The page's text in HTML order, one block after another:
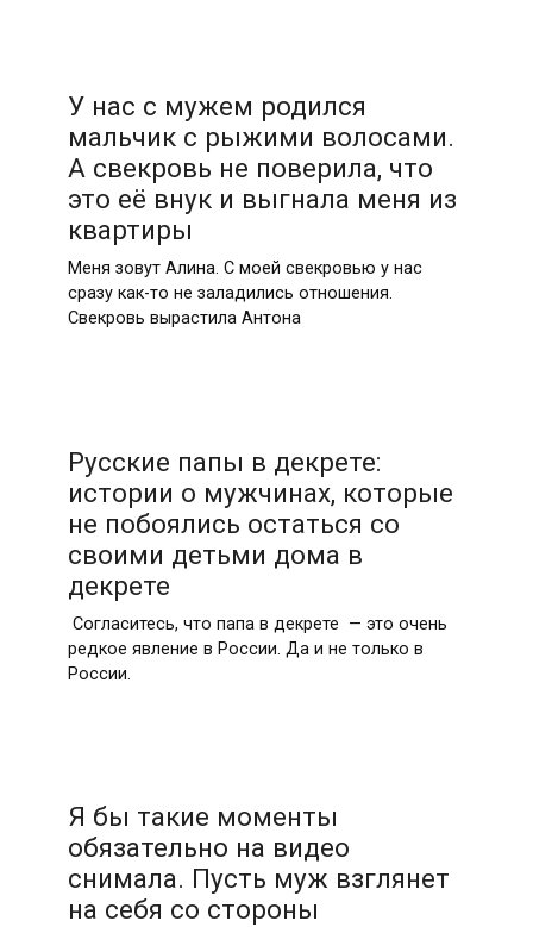
У нас с мужем родился
мальчик с рыжими волосами.
А свекровь не поверила, что
это её внук и выгнала меня из
квартиры
Меня зовут Алина. С моей свекровью у нас
сразу как-то не заладились отношения.
Свекровь вырастила Антона
Русские папы в декрете:
истории о мужчинах, которые
не побоялись остаться со
своими детьми дома в
декрете
Согласитесь, что папа в декрете — это очень
редкое явление в России. Да и не только в
России.
Я бы такие моменты
обязательно на видео
снимала. Пусть муж взглянет
на себя со стороны